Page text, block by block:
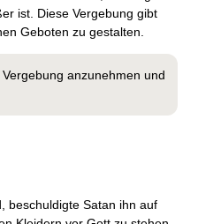
ist. Diese Vergebung gibt
Geboten zu gestalten.
anzunehmen und
beschuldigte Satan ihn auf